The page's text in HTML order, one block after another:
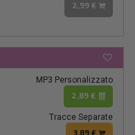
2,99 €
MP3 Personalizzato
2,89 €
Tracce Separate